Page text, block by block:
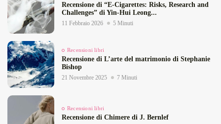
Recensione di “E‑Cigarettes: Risks, Research and
Challenges” di Yin‑Hui Leong...
11 Febbraio 2026 5 Minuti
Recensioni libri
Recensione di L’arte del matrimonio di Stephanie
Bishop
21 Novembre 2025 7 Minuti
Recensioni libri
Recensione di Chimere di J. Bernlef